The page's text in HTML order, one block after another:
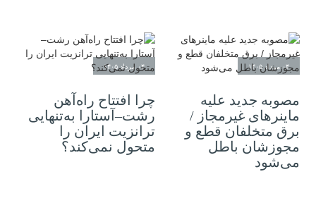
۰۴ مرداد ۱۴۰۵
مصوبه جدید علیه
ماینرهای غیرمجاز /
برق متخلفان قطع و
مجوزشان باطل
می‌شود
۰۴ مرداد ۱۴۰۵
چرا افتتاح راه‌آهن
رشت–آستارا به‌تنهایی
ترانزیت ایران را
متحول نمی‌کند؟